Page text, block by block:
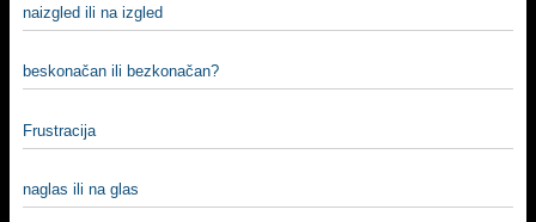
naizgled ili na izgled
beskonačan ili bezkonačan?
Frustracija
naglas ili na glas